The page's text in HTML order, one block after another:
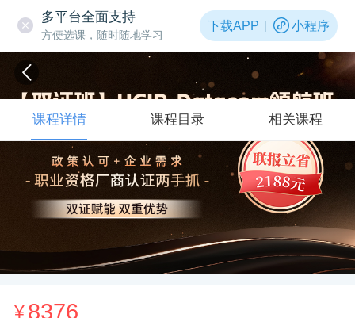
多平台全面支持
方便选课，随时随地学习
下载APP 小程序
¥8376
课程详情 课程目录 相关课程